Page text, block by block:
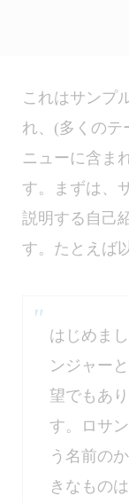
これはサンプ
れ、(多くのテ
ニューに含ま
す。まずは、
説明する自己
す。たとえば
はじめま
ンジャー
望でもあ
す。ロサ
う名前の
きなもの